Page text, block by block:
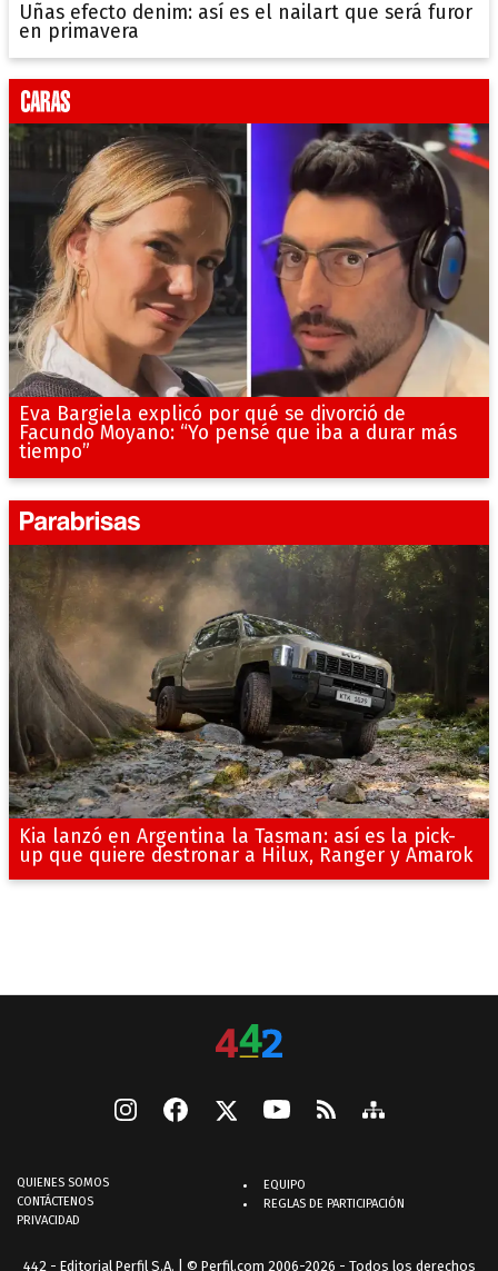
Uñas efecto denim: así es el nailart que será furor
en primavera
Eva Bargiela explicó por qué se divorció de
Facundo Moyano: “Yo pensé que iba a durar más
tiempo”
Kia lanzó en Argentina la Tasman: así es la pick-
up que quiere destronar a Hilux, Ranger y Amarok
QUIENES SOMOS
CONTÁCTENOS
PRIVACIDAD
EQUIPO
REGLAS DE PARTICIPACIÓN
442 - Editorial Perfil S.A. | © Perfil.com 2006-2026 - Todos los derechos